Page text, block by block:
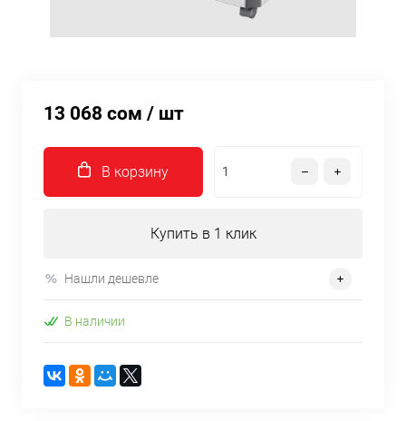
13 068 сом / шт
В корзину
Купить в 1 клик
Нашли дешевле
В наличии